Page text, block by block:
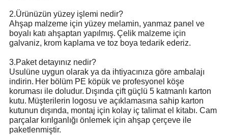
2.Ürünüzün yüzey işlemi nedir?
Ahşap malzeme için yüzey melamin, yanmaz panel ve
boyalı katı ahşaptan yapılmış. Çelik malzeme için
galvaniz, krom kaplama ve toz boya tedarik ederiz.
3.Paket detayınız nedir?
Usulüne uygun olarak ya da ihtiyacınıza göre ambalajı
indirin. Her bölüm PE köpük ve profesyonel köşe
koruması ile doludur. Dışında çift güçlü 5 katmanlı karton
kutu. Müşterilerin logosu ve açıklamasına sahip karton
kutunun dışında, montaj için kolay iç talimat el kitabı. Cam
parçalar kırılganlığı önlemek için ahşap çerçeve ile
paketlenmiştir.